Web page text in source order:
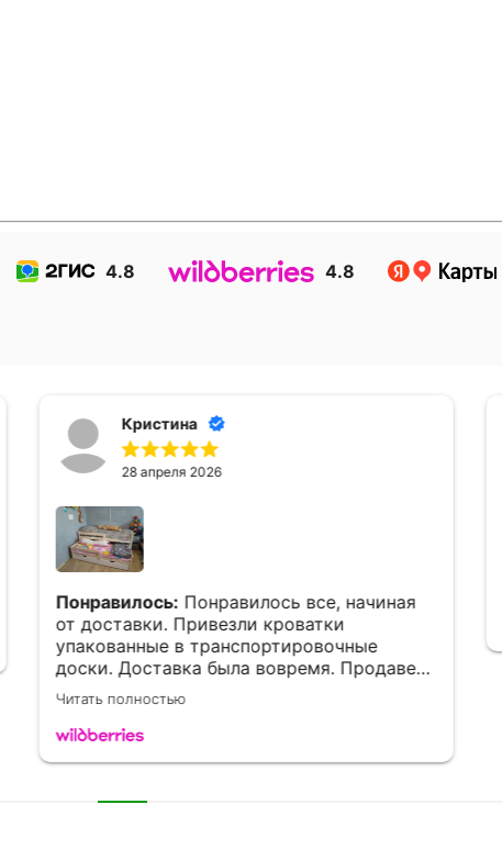
4.8 4.8
Кристина
28 апреля 2026
Понравилось: Понравилось все, начиная
от доставки. Привезли кроватки
упакованные в транспортировочные
доски. Доставка была вовремя. Продавец
всегда на связи. Собрали конечно не
быстро, все детали были в наличии.
Кроватка отличная, деткам понравились
Спасибо огромное продавцу, за
Читать полностью